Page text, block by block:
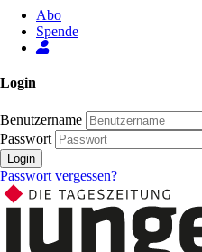
Abo
Spende
Login
Benutzername
Passwort
Login
Passwort vergessen?